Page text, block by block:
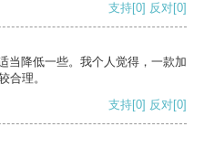
支持[0] 反对[0]
当降低一些。我个人觉得，一款加
合理。
支持[0] 反对[0]